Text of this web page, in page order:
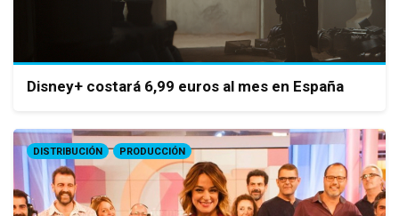
Disney+ costará 6,99 euros al mes en España
DISTRIBUCIÓN PRODUCCIÓN